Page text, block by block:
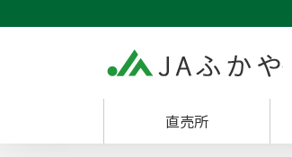
直売所